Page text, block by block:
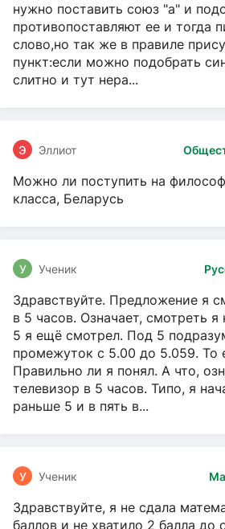
нужно поставить союз "а" и
противопоставляют ее и тогда
слово,но так же в правиле
пункт:если можно подобрать
слитно и тут нера...
Э Эллиот
Можно ли поступить на
класса, Беларусь
У Ученик
Здравствуйте. Предложение я
в 5 часов. Означает, смотреть
5 я ещё смотрел. Под 5
промежуток с 5.00 до 5.059. То
Правильно ли я понял. А что,
телевизор в 5 часов. Типо, я
раньше 5 и в пять в...
У Ученик
Здравствуйте, я не сдала
баллов и не хватило 2 балла до